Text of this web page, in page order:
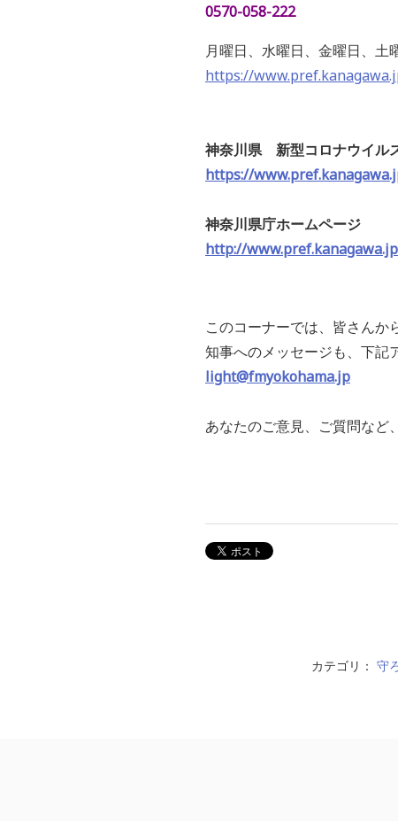
0570-058-222
月曜日、水曜日、金曜日、
https://
神奈川県 新型コロナウイル
https://
神奈川県庁ホームページ
http://
このコーナーでは、皆さんか
知事へのメッセージも、下記
light@fmyokohama.jp
あなたのご意見、ご質問など
カテゴリ： 守